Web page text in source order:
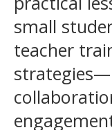
small
teacher